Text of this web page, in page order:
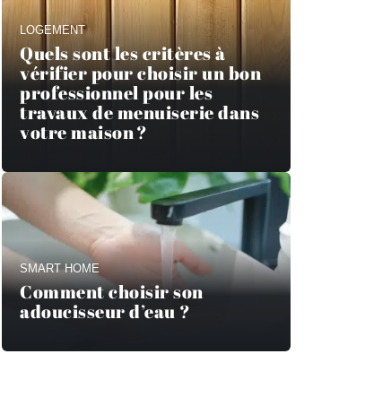
LOGEMENT
Quels sont les critères à
vérifier pour choisir un bon
professionnel pour les
travaux de menuiserie dans
votre maison ?
SMART HOME
Comment choisir son
adoucisseur d’eau ?